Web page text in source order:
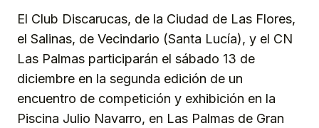
El Club Discarucas, de la Ciudad de Las Flores,
el Salinas, de Vecindario (Santa Lucía), y el CN
Las Palmas participarán el sábado 13 de
diciembre en la segunda edición de un
encuentro de competición y exhibición en la
Piscina Julio Navarro, en Las Palmas de Gran